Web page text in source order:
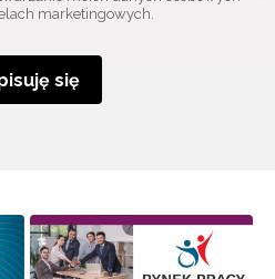
marketingowych.
się